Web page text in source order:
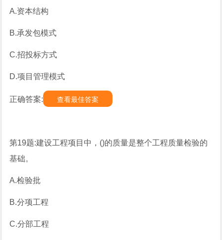
A.资本结构
B.承发包模式
C.招投标方式
D.项目管理模式
正确答案: 查看最佳答案
第19题:建设工程项目中，()的质量是整个工程质量检验的
基础。
A.检验批
B.分项工程
C.分部工程